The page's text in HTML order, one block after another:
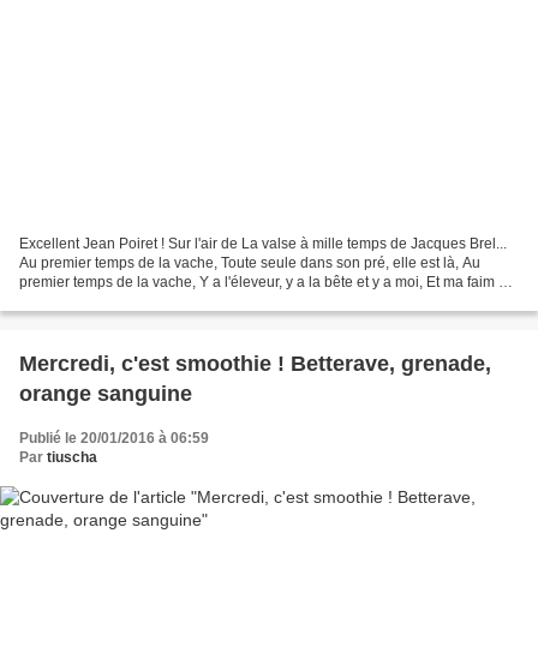
Excellent Jean Poiret ! Sur l'air de La valse à mille temps de Jacques Brel...
Au premier temps de la vache, Toute seule dans son pré, elle est là, Au
premier temps de la vache, Y a l'éleveur, y a la bête et y a moi, Et ma faim qui
Mercredi, c'est smoothie ! Betterave, grenade,
orange sanguine
Publié le 20/01/2016 à 06:59
Par tiuscha